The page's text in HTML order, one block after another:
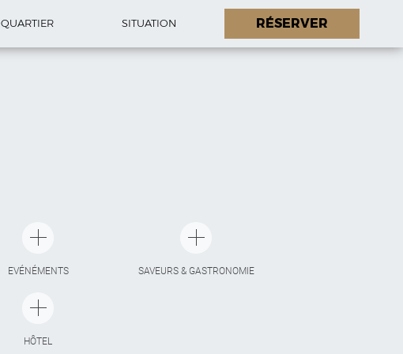
QUARTIER SITUATION RÉSERVER
EVÉNÉMENTS SAVEURS & GASTRONOMIE
HÔTEL